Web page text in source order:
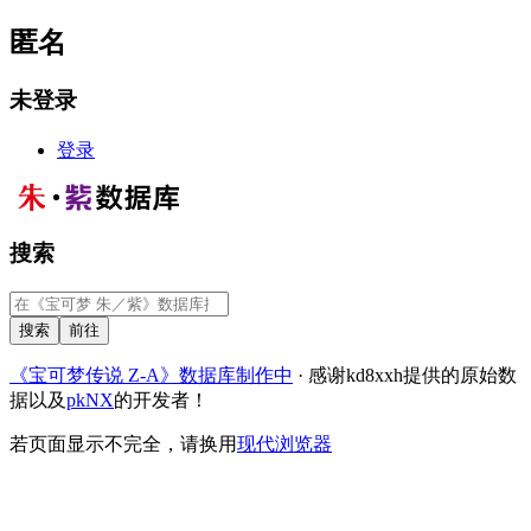
匿名
未登录
登录
搜索
《宝可梦传说 Z-A》数据库制作中 · 感谢kd8xxh提供的原始数
据以及pkNX的开发者！
若页面显示不完全，请换用现代浏览器